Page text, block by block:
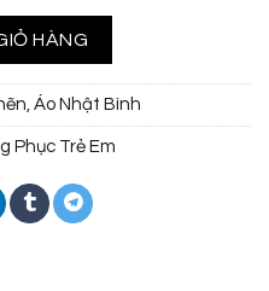
phối Ngũ Thân truyền thống
HÀNG
, Áo Nhật Bình
Phục Trẻ Em